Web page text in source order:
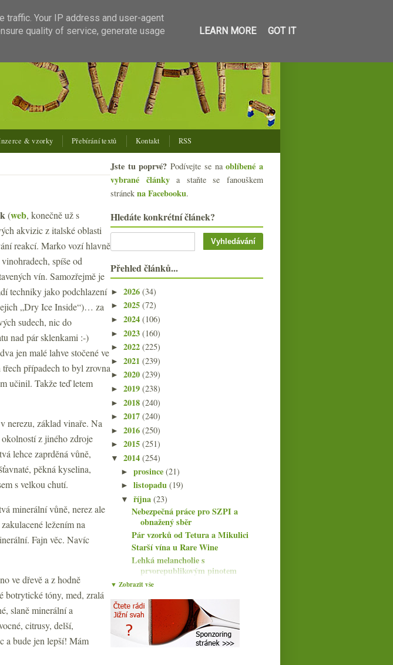
& vzorky Přebírání textů Kontakt RSS
(web, konečně už s
akvizic z italské oblasti
reakcí. Marko vozí hlavně
spíše od
vín. Samozřejmě je
techniky jako podchlazení
„Dry Ice Inside“)… za
sudech, nic do
nad pár sklenkami :-)
jen malé lahve stočené ve
případech to byl zrovna
učinil. Takže teď letem
nerezu, základ vinaře. Na
z jiného zdroje
lehce zaprděná vůně,
pěkná kyselina,
s velkou chutí.
minerální vůně, nerez ale
ležením na
Fajn věc. Navíc
ve dřevě a z hodně
botrytické tóny, med, zralá
slaně minerální a
citrusy, delší,
a bude jen lepší! Mám
Jste tu poprvé? Podívejte se naoblíbené a
vybrané článkya staňte se fanouškem
stránek na Facebooku.
Hledáte konkrétní článek?
Přehled článků...
► 2026 (34)
► 2025 (72)
► 2024 (106)
► 2023 (160)
► 2022 (225)
► 2021 (239)
► 2020 (239)
► 2019 (238)
► 2018 (240)
► 2017 (240)
► 2016 (250)
► 2015 (251)
▼ 2014 (254)
►prosince(21)
►listopadu(19)
▼října(23)
Nebezpečná práce pro SZPI a
obnažený sběr
Pár vzorků od Tetura a Mikulici
Starší vína u Rare Wine
Lehká melancholie s
prvorepublikovým pinotem
Překvapivý jurský korál
Šampaňské poprsí, Pontet-Canet
deklasovaný a víno ...
Nádherné Il Frappato
Pár pinotů z ČR i Burgundska a
zákeřná Čína
▼ Zobrazit vše
Your IP address and user-agent
quality of service, generate usage
LEARN MORE GOT IT